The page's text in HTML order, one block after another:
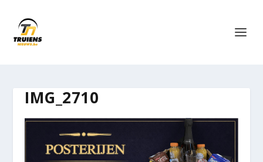
IMG_2710